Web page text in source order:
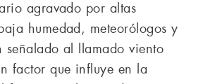
agravado por altas
humedad, meteorólogos y
señalado al llamado viento
factor que influye en la